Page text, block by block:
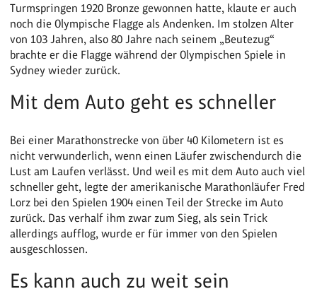
Turmspringen 1920 Bronze gewonnen hatte, klaute er auch
noch die Olympische Flagge als Andenken. Im stolzen Alter
von 103 Jahren, also 80 Jahre nach seinem „Beutezug“
brachte er die Flagge während der Olympischen Spiele in
Sydney wieder zurück.
Mit dem Auto geht es schneller
Bei einer Marathonstrecke von über 40 Kilometern ist es
nicht verwunderlich, wenn einen Läufer zwischendurch die
Lust am Laufen verlässt. Und weil es mit dem Auto auch viel
schneller geht, legte der amerikanische Marathonläufer Fred
Lorz bei den Spielen 1904 einen Teil der Strecke im Auto
zurück. Das verhalf ihm zwar zum Sieg, als sein Trick
allerdings aufflog, wurde er für immer von den Spielen
ausgeschlossen.
Es kann auch zu weit sein